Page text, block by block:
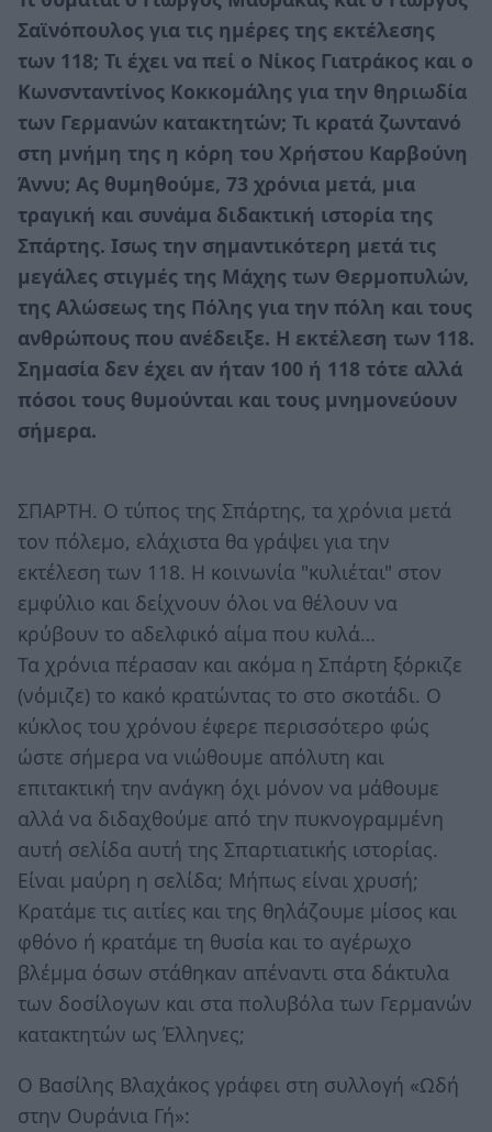
Σαϊνόπουλος για τις ημέρες της εκτέλεσης
των 118; Τι έχει να πεί ο Νίκος Γιατράκος και ο
Κωνσνταντίνος Κοκκομάλης για την θηριωδία
των Γερμανών κατακτητών; Τι κρατά ζωντανό
στη μνήμη της η κόρη του Χρήστου Καρβούνη
Άννυ; Ας θυμηθούμε, 73 χρόνια μετά, μια
τραγική και συνάμα διδακτική ιστορία της
Σπάρτης. Ισως την σημαντικότερη μετά τις
μεγάλες στιγμές της Μάχης των Θερμοπυλών,
της Αλώσεως της Πόλης για την πόλη και τους
ανθρώπους που ανέδειξε. Η εκτέλεση των 118.
Σημασία δεν έχει αν ήταν 100 ή 118 τότε αλλά
πόσοι τους θυμούνται και τους μνημονεύουν
σήμερα.
ΣΠΑΡΤΗ. Ο τύπος της Σπάρτης, τα χρόνια μετά
τον πόλεμο, ελάχιστα θα γράψει για την
εκτέλεση των 118. Η κοινωνία "κυλιέται" στον
εμφύλιο και δείχνουν όλοι να θέλουν να
κρύβουν το αδελφικό αίμα που κυλά…
Τα χρόνια πέρασαν και ακόμα η Σπάρτη ξόρκιζε
(νόμιζε) το κακό κρατώντας το στο σκοτάδι. Ο
κύκλος του χρόνου έφερε περισσότερο φώς
ώστε σήμερα να νιώθουμε απόλυτη και
επιτακτική την ανάγκη όχι μόνον να μάθουμε
αλλά να διδαχθούμε από την πυκνογραμμένη
αυτή σελίδα αυτή της Σπαρτιατικής ιστορίας.
Είναι μαύρη η σελίδα; Μήπως είναι χρυσή;
Κρατάμε τις αιτίες και της θηλάζουμε μίσος και
φθόνο ή κρατάμε τη θυσία και το αγέρωχο
βλέμμα όσων στάθηκαν απέναντι στα δάκτυλα
των δοσίλογων και στα πολυβόλα των Γερμανών
κατακτητών ως Έλληνες;
Ο Βασίλης Βλαχάκος γράφει στη συλλογή «Ωδή
στην Ουράνια Γή»: